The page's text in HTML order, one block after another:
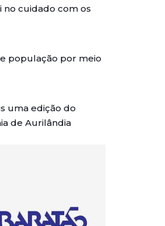
no cuidado com os
população por meio
uma edição do
de Aurilândia